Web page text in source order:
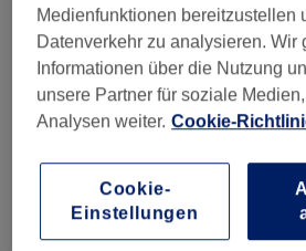
Service
Behandlung Alle Bewertungen
Medienfunktionen bereitzustellen
Datenverkehr zu analysieren. Wir
Informationen über die Nutzung
unsere Partner für soziale
Analysen weiter. Cookie-
Cookie-
Einstellungen